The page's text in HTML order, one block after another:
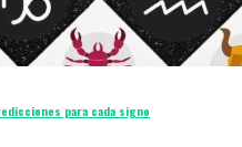
para cada signo